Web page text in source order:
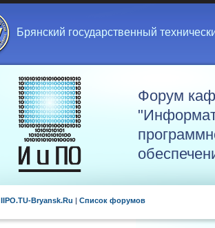
Брянский государственный
Форум
IIPO.TU-Bryansk.Ru | Список форумов